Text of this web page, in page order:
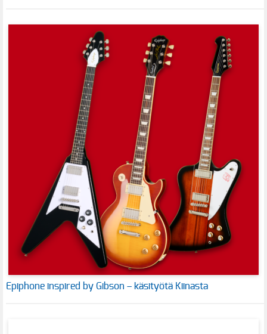
Epiphone inspired by Gibson – käsityötä Kiinasta